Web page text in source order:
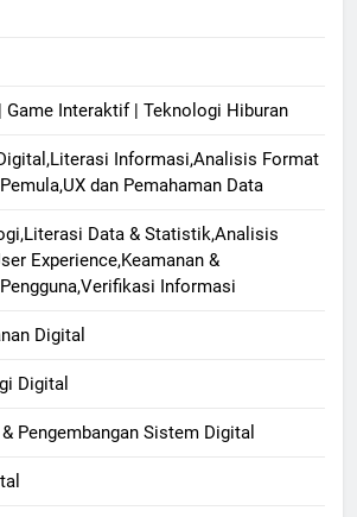
Game Interaktif | Teknologi Hiburan
Informasi,Analisis Format
dan Pemahaman Data
Data & Statistik,Analisis
Experience,Keamanan &
Informasi
Digital
Digital
Pengembangan Sistem Digital